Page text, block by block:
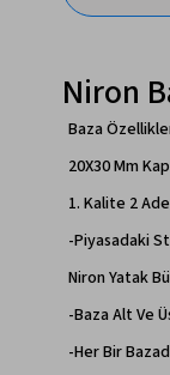
Niron
Baza
20X30 Mm
1. Kalite 2
-Piyasadaki
Niron Yatak
-Baza Alt Ve
-Her Bir